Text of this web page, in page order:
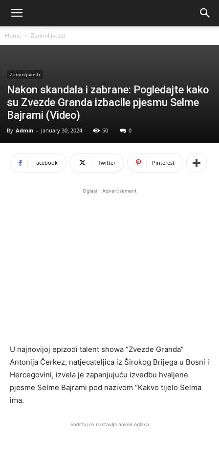
Home Zanimljivosti
Zanimljivosti
Nakon skandala i zabrane: Pogledajte kako
su Zvezde Granda izbacile pjesmu Selme
Bajrami (Video)
By Admin - January 30, 2024 50 0
Facebook Twitter Pinterest
Oglasi - Advertisement
U najnovijoj epizodi talent showa “Zvezde Granda”
Antonija Čerkez, natjecateljica iz Širokog Brijega u Bosni i
Hercegovini, izvela je zapanjujuću izvedbu hvaljene
pjesme Selme Bajrami pod nazivom “Kakvo tijelo Selma
ima.
Sadržaj se nastavlja nakon oglasa